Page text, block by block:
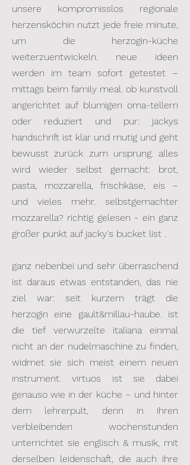
unsere kompromisslos regionale
herzensköchin nutzt jede freie minute,
um die herzogin-küche
weiterzuentwickeln. neue ideen
werden im team sofort getestet –
mittags beim family meal. ob kunstvoll
angerichtet auf blumigen oma-tellern
oder reduziert und pur: jackys
handschrift ist klar und mutig und geht
bewusst zurück zum ursprung. alles
wird wieder selbst gemacht: brot,
pasta, mozzarella, frischkäse, eis –
und vieles mehr. selbstgemachter
mozzarella? richtig gelesen - ein ganz
großer punkt auf jacky's bucket list .
ganz nebenbei und sehr überraschend
ist daraus etwas entstanden, das nie
ziel war: seit kurzem trägt die
herzogin eine gault&millau-haube. ist
die tief verwurzelte italiana einmal
nicht an der nudelmaschine zu finden,
widmet sie sich meist einem neuen
instrument. virtuos ist sie dabei
genauso wie in der küche – und hinter
dem lehrerpult, denn in ihren
verbleibenden wochenstunden
unterrichtet sie englisch & musik, mit
derselben leidenschaft, die auch ihre